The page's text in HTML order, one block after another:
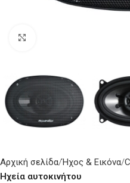
Αρχική σελίδα Ήχος & Εικόνα
Ηχεία αυτοκινήτου